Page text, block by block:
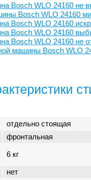
Bosch WLO 24160 не
Bosch WLO 24160
Bosch WLO 24160
Bosch WLO 24160
Bosch WLO 24160 не
машины Bosch WLO
отдельно стоящая
фронтальная
6 кг
нет